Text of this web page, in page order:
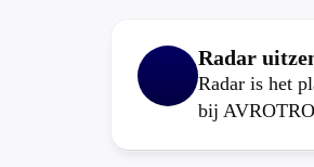
Radar
Radar is het
bij